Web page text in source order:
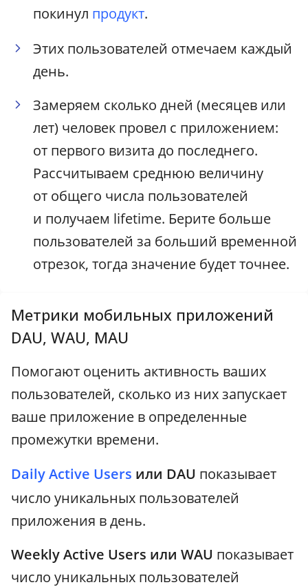
покинул продукт.
Этих пользователей отмечаем каждый
день.
Замеряем сколько дней (месяцев или
лет) человек провел с приложением:
от первого визита до последнего.
Рассчитываем среднюю величину
от общего числа пользователей
и получаем lifetime. Берите больше
пользователей за больший временной
отрезок, тогда значение будет точнее.
Метрики мобильных приложений
DAU, WAU, MAU
Помогают оценить активность ваших
пользователей, сколько из них запускает
ваше приложение в определенные
промежутки времени.
Daily Active Users или DAU показывает
число уникальных пользователей
приложения в день.
Weekly Active Users или WAU показывает
число уникальных пользователей